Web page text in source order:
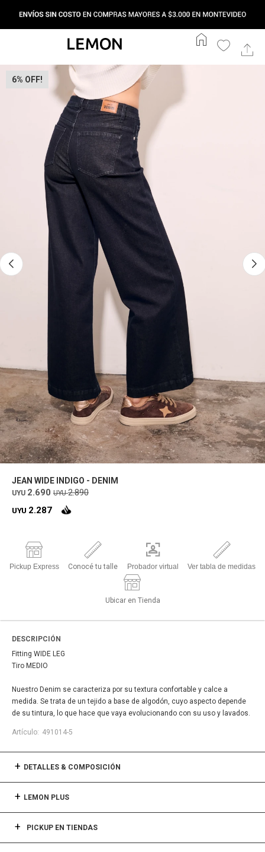
home
6
JEAN WIDE INDIGO - DENIM
UYU 2.690 UYU 2.890
UYU 2.287
Pickup Express Conocé tu talle Probador virtual Ver tabla de medidas
Ubicar en Tienda
DESCRIPCIÓN
Fitting WIDE LEG
Tiro MEDIO
Nuestro Denim se caracteriza por su textura confortable y calce a
medida. Se trata de un tejido a base de algodón, cuyo aspecto depende
de su tintura, lo que hace que vaya evolucionando con su uso y lavados.
491014-5
DETALLES & COMPOSICIÓN
LEMON PLUS
PICKUP EN TIENDAS